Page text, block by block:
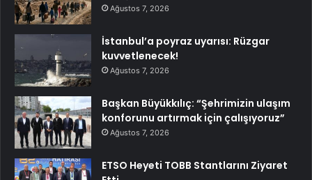
Ağustos 7, 2026
İstanbul’a poyraz uyarısı: Rüzgar
kuvvetlenecek!
Ağustos 7, 2026
Başkan Büyükkılıç: “Şehrimizin ulaşım
konforunu artırmak için çalışıyoruz”
Ağustos 7, 2026
ETSO Heyeti TOBB Stantlarını Ziyaret